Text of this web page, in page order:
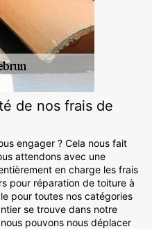
de nos frais de
engager ? Cela nous fait
attendons avec une
en charge les frais
pour réparation de toiture à
pour toutes nos catégories
se trouve dans notre
pouvons nous déplacer